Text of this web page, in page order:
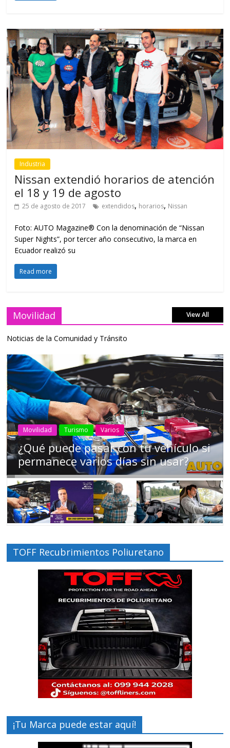
Industria
Nissan extendió horarios de atención
el 18 y 19 de agosto
25 de agosto de 2017 extendidos, horarios, Nissan
Foto: AUTO Magazine® Con la denominación de “Nissan
Super Nights”, por tercer año consecutivo, la marca en
Ecuador realizó su
Read more
Movilidad View All
Noticias de la Comunidad y Tránsito
AEADE Industria Motociclismo Motos Movilidad
Campaña busca cambiar destino de
los motociclistas en la región
TOFF Recubrimientos Poliuretano
¡Tu Marca puede estar aquí!